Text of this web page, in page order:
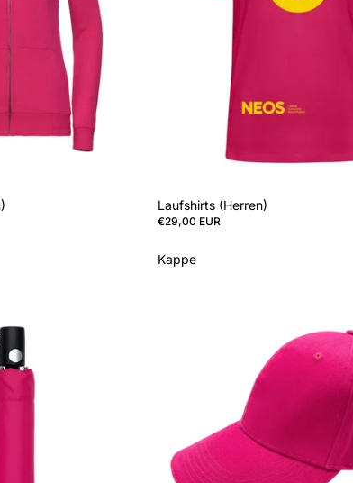
Laufshirts (Herren)
€29,00 EUR
Kappe